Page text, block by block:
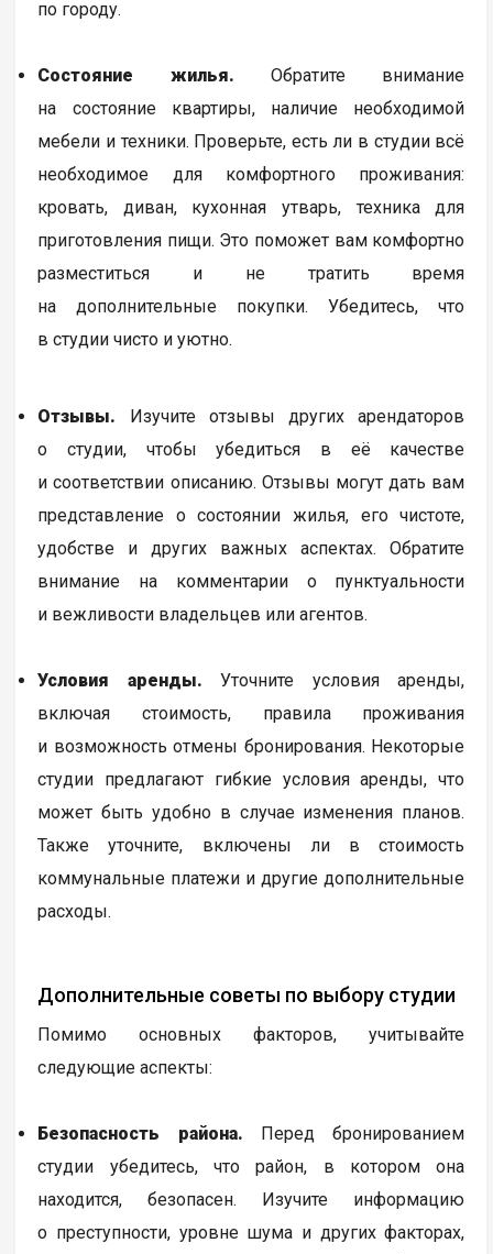
по городу.
Состояние жилья. Обратите внимание
на состояние квартиры, наличие необходимой
мебели и техники. Проверьте, есть ли в студии всё
необходимое для комфортного проживания:
кровать, диван, кухонная утварь, техника для
приготовления пищи. Это поможет вам комфортно
разместиться и не тратить время
на дополнительные покупки. Убедитесь, что
в студии чисто и уютно.
Отзывы. Изучите отзывы других арендаторов
о студии, чтобы убедиться в её качестве
и соответствии описанию. Отзывы могут дать вам
представление о состоянии жилья, его чистоте,
удобстве и других важных аспектах. Обратите
внимание на комментарии о пунктуальности
и вежливости владельцев или агентов.
Условия аренды. Уточните условия аренды,
включая стоимость, правила проживания
и возможность отмены бронирования. Некоторые
студии предлагают гибкие условия аренды, что
может быть удобно в случае изменения планов.
Также уточните, включены ли в стоимость
коммунальные платежи и другие дополнительные
расходы.
Дополнительные советы по выбору студии
Помимо основных факторов, учитывайте
следующие аспекты:
Безопасность района. Перед бронированием
студии убедитесь, что район, в котором она
находится, безопасен. Изучите информацию
о преступности, уровне шума и других факторах,